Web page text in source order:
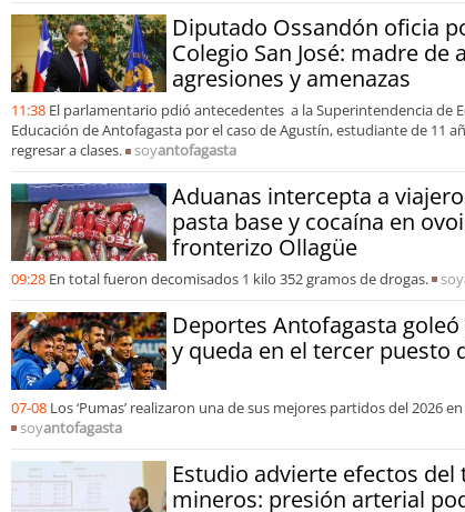
Diputado Ossandón oficia
Colegio San José: madre
agresiones y amenazas
11:38 El parlamentario pdió antecedentes a la Superintendencia de
Educación de Antofagasta por el caso de Agustín, estudiante de 11
regresar a clases.
soyantofagasta
Aduanas intercepta a
pasta base y cocaína en
fronterizo Ollagüe
09:28 En total fueron decomisados 1 kilo 352 gramos de drogas. soy
Deportes Antofagasta
y queda en el tercer puesto
07-08 Los ‘Pumas’ realizaron una de sus mejores partidos del 2026
soyantofagasta
Estudio advierte efectos
mineros: presión arterial